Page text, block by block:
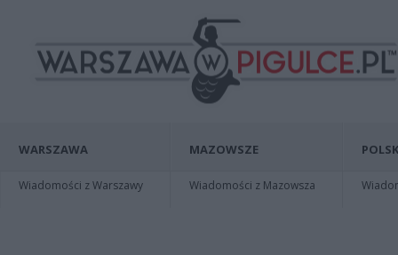
WARSZAWA
Wiadomości z Warszawy
MAZOWSZE
Wiadomości z Mazowsza